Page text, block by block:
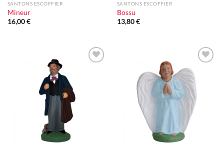
SANTONS ESCOFFIER
Mineur
16,00€
SANTONS ESCOFFIER
Bossu
13,80€
Ajouter
à la liste
d'envie